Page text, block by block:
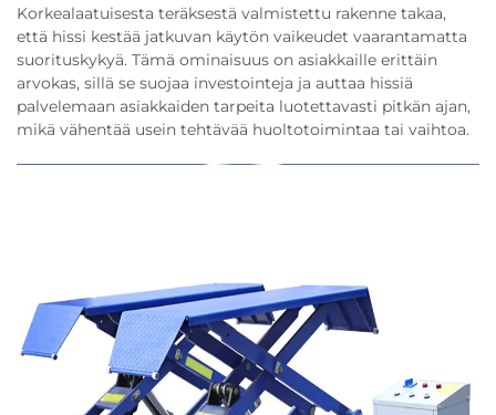
Korkealaatuisesta teräksestä valmistettu rakenne takaa,
että hissi kestää jatkuvan käytön vaikeudet vaarantamatta
suorituskykyä. Tämä ominaisuus on asiakkaille erittäin
arvokas, sillä se suojaa investointeja ja auttaa hissiä
palvelemaan asiakkaiden tarpeita luotettavasti pitkän ajan,
mikä vähentää usein tehtävää huoltotoimintaa tai vaihtoa.